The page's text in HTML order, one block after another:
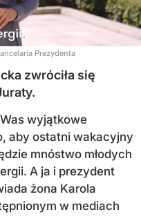
Prezydenta
zwróciła się
wyjątkowe
aby ostatni wakacyjny
mnóstwo młodych
A ja i prezydent
żona Karola
w mediach